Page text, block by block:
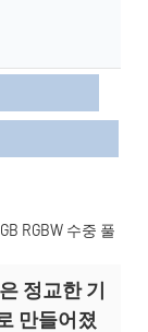
항
정교한 기
만들어졌